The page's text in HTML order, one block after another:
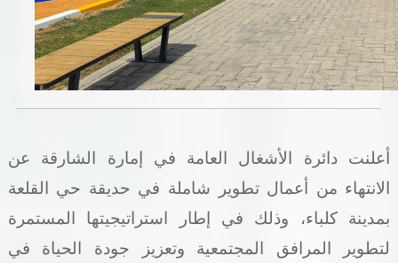
خدمات الدائرة
التحقق من حالة معاملة
خدمات الشركات
خدمات الجهات الحكومية
خدمات الموظفين
أعلنت دائرة الأشغال العامة في إمارة الشارقة عن
الانتهاء من أعمال تطوير شاملة في حديقة حي القلعة
بمدينة كلباء، وذلك في إطار استراتيجيتها المستمرة
لتطوير المرافق المجتمعية وتعزيز جودة الحياة في